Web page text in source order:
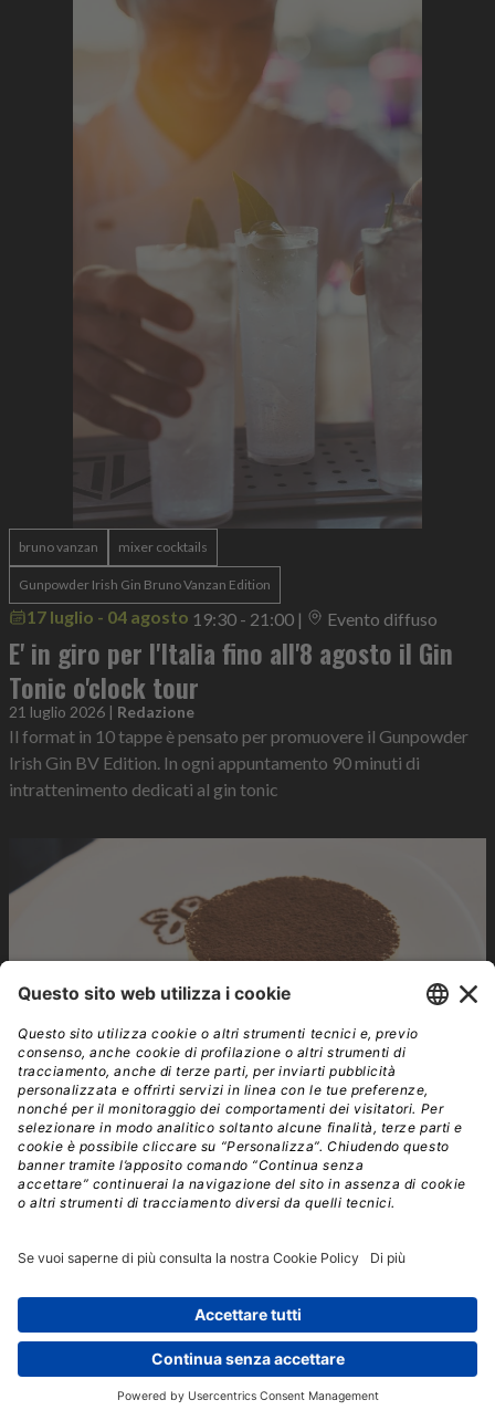
bruno vanzan mixer cocktails
Gunpowder Irish Gin Bruno Vanzan Edition
17 luglio - 04 agosto 19:30 - 21:00 | Evento diffuso
E' in giro per l'Italia fino all'8 agosto il Gin
Tonic o'clock tour
21 luglio 2026 | Redazione
Il format in 10 tappe è pensato per promuovere il Gunpowder
Irish Gin BV Edition. In ogni appuntamento 90 minuti di
intrattenimento dedicati al gin tonic
tiramisu world cup francesco redi
09 luglio - 11 luglio 09:00 - 19:00| Treviso
Arriva la decima edizione della Tiramisù
20 luglio 2026 Redazione
italiana”. Ancora più concorrenti, più giudici e più eventi.